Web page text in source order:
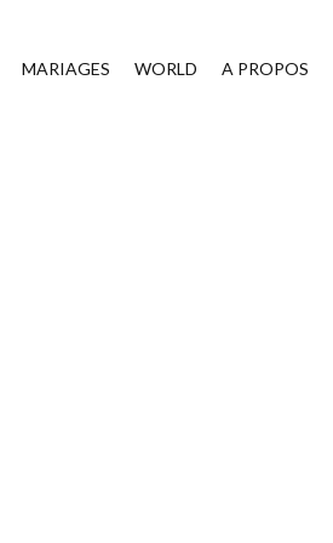
MARIAGES WORLD A PROPOS